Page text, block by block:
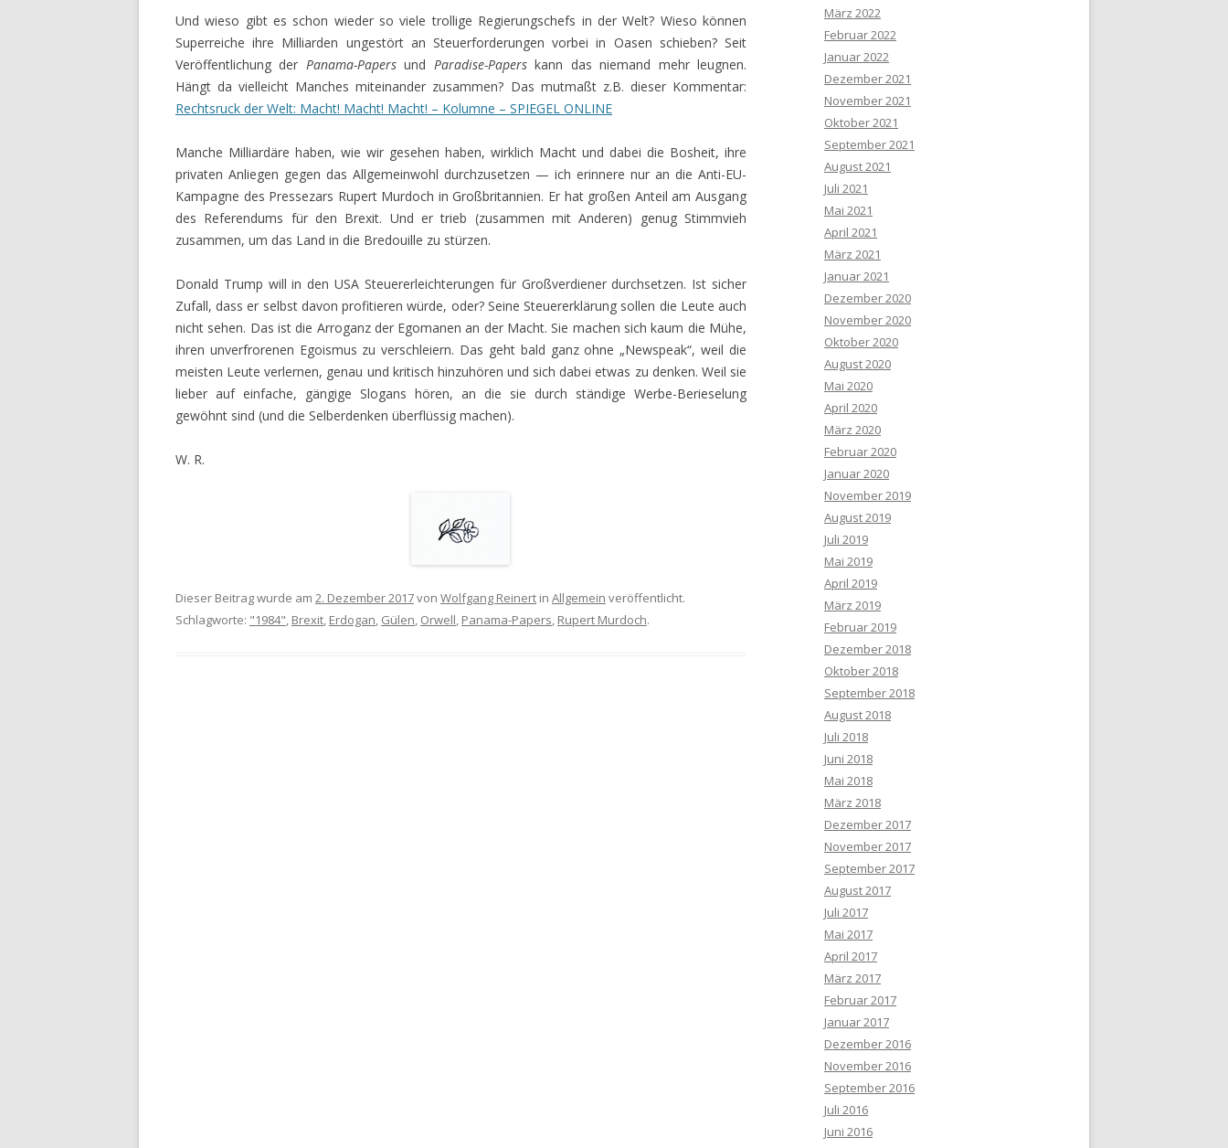
Und wieso gibt es schon wieder so viele trollige Regierungschefs in der Welt? Wieso können
Superreiche ihre Milliarden ungestört an Steuerforderungen vorbei in Oasen schieben? Seit
Veröffentlichung der Panama-Papersund Paradise-Paperskann das niemand mehr leugnen.
Hängt da vielleicht Manches miteinander zusammen? Das mutmaßt z.B. dieser Kommentar:
Rechtsruck der Welt: Macht! Macht! Macht! – Kolumne – SPIEGEL ONLINE
Manche Milliardäre haben, wie wir gesehen haben, wirklich Macht und dabei die Bosheit, ihre
privaten Anliegen gegen das Allgemeinwohl durchzusetzen — ich erinnere nur an die Anti-EU-
Kampagne des Pressezars Rupert Murdoch in Großbritannien. Er hat großen Anteil am Ausgang
des Referendums für den Brexit. Und er trieb (zusammen mit Anderen) genug Stimmvieh
zusammen, um das Land in die Bredouille zu stürzen.
Donald Trump will in den USA Steuererleichterungen für Großverdiener durchsetzen. Ist sicher
Zufall, dass er selbst davon profitieren würde, oder? Seine Steuererklärung sollen die Leute auch
nicht sehen. Das ist die Arroganz der Egomanen an der Macht. Sie machen sich kaum die Mühe,
ihren unverfrorenen Egoismus zu verschleiern. Das geht bald ganz ohne „Newspeak“, weil die
meisten Leute verlernen, genau und kritisch hinzuhören und sich dabei etwas zu denken. Weil sie
lieber auf einfache, gängige Slogans hören, an die sie durch ständige Werbe-Berieselung
gewöhnt sind (und die Selberdenken überflüssig machen).
W. R.
Dieser Beitrag wurde am 2. Dezember 2017von Wolfgang Reinert in Allgemein veröffentlicht.
Schlagworte: "1984" Brexit Erdogan Gülen Orwell Panama-Papers Rupert Murdoch.
März 2022
Februar 2022
Januar 2022
Dezember 2021
November 2021
Oktober 2021
September 2021
August 2021
Juli 2021
Mai 2021
April 2021
März 2021
Januar 2021
Dezember 2020
November 2020
Oktober 2020
August 2020
Mai 2020
April 2020
März 2020
Februar 2020
Januar 2020
November 2019
August 2019
Juli 2019
Mai 2019
April 2019
März 2019
Februar 2019
Dezember 2018
Oktober 2018
September 2018
August 2018
Juli 2018
Juni 2018
Mai 2018
März 2018
Dezember 2017
November 2017
September 2017
August 2017
Juli 2017
Mai 2017
April 2017
März 2017
Februar 2017
Januar 2017
Dezember 2016
November 2016
September 2016
Juli 2016
Juni 2016